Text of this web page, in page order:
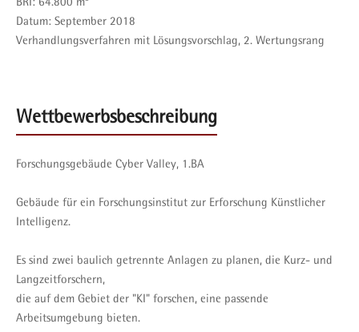
Datum: September 2018
Verhandlungsverfahren mit Lösungsvorschlag, 2. Wertungsrang
Wettbewerbsbeschreibung
Forschungsgebäude Cyber Valley, 1.BA
Gebäude für ein Forschungsinstitut zur Erforschung Künstlicher
Intelligenz.
Es sind zwei baulich getrennte Anlagen zu planen, die Kurz- und
Langzeitforschern,
die auf dem Gebiet der "KI" forschen, eine passende
Arbeitsumgebung bieten.